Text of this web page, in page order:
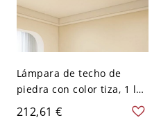
Lámpara de techo de
piedra con color tiza, 1 luz
LED, pantalla de PMMA en
estilo simplista, conexión
212,61 €